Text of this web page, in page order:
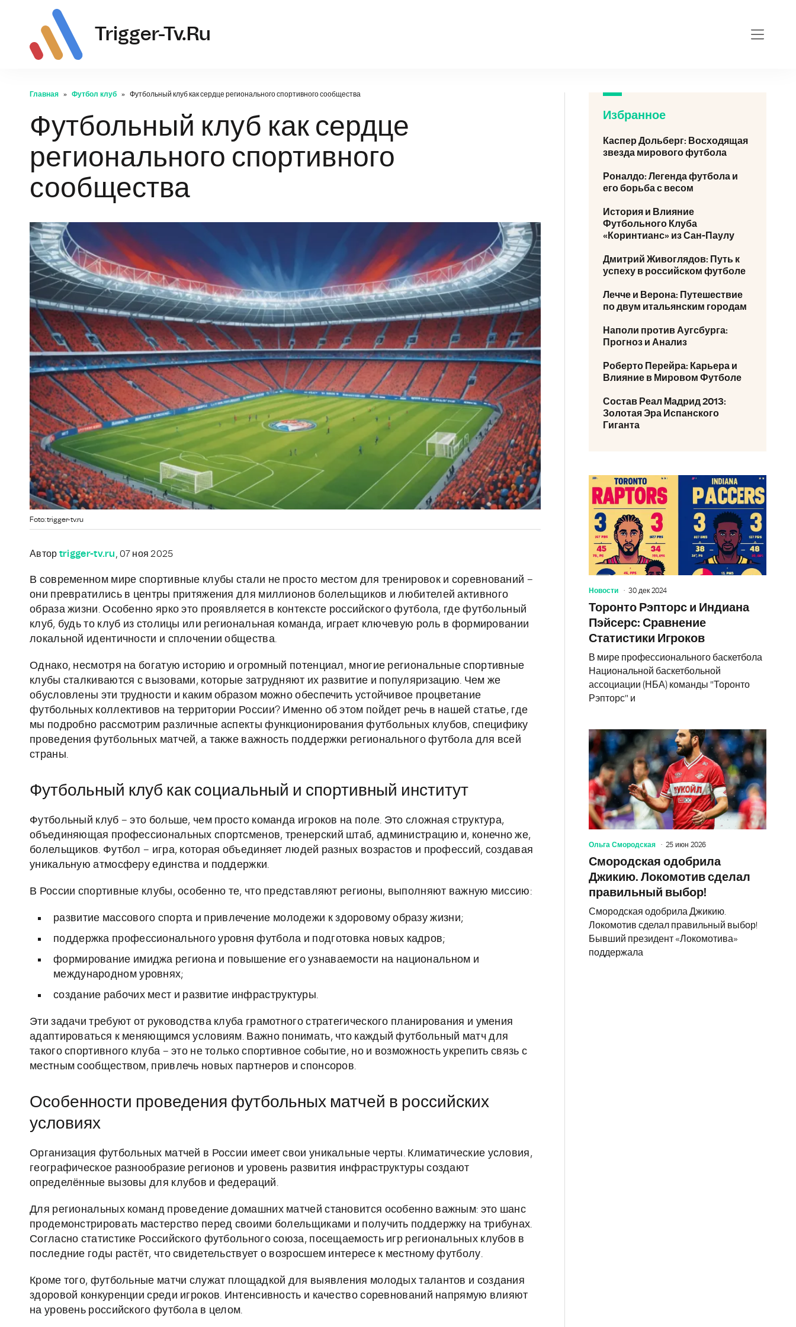
Trigger-Tv.ru
Главная Футбол клуб Футбольный клуб как сердце регионального спортивного сообщества
Футбольный клуб как сердце
регионального спортивного
сообщества
Foto: trigger-tv.ru
Автор trigger-tv.ru, 07 ноя 2025
В современном мире спортивные клубы стали не просто местом для тренировок и соревнований –
они превратились в центры притяжения для миллионов болельщиков и любителей активного
образа жизни. Особенно ярко это проявляется в контексте российского футбола, где футбольный
клуб, будь то клуб из столицы или региональная команда, играет ключевую роль в формировании
локальной идентичности и сплочении общества.
Однако, несмотря на богатую историю и огромный потенциал, многие региональные спортивные
клубы сталкиваются с вызовами, которые затрудняют их развитие и популяризацию. Чем же
обусловлены эти трудности и каким образом можно обеспечить устойчивое процветание
футбольных коллективов на территории России? Именно об этом пойдет речь в нашей статье, где
мы подробно рассмотрим различные аспекты функционирования футбольных клубов, специфику
проведения футбольных матчей, а также важность поддержки регионального футбола для всей
страны.
Футбольный клуб как социальный и спортивный институт
Футбольный клуб – это больше, чем просто команда игроков на поле. Это сложная структура,
объединяющая профессиональных спортсменов, тренерский штаб, администрацию и, конечно же,
болельщиков. Футбол – игра, которая объединяет людей разных возрастов и профессий, создавая
уникальную атмосферу единства и поддержки.
В России спортивные клубы, особенно те, что представляют регионы, выполняют важную миссию:
развитие массового спорта и привлечение молодежи к здоровому образу жизни;
поддержка профессионального уровня футбола и подготовка новых кадров;
формирование имиджа региона и повышение его узнаваемости на национальном и
международном уровнях;
создание рабочих мест и развитие инфраструктуры.
Эти задачи требуют от руководства клуба грамотного стратегического планирования и умения
адаптироваться к меняющимся условиям. Важно понимать, что каждый футбольный матч для
такого спортивного клуба – это не только спортивное событие, но и возможность укрепить связь с
местным сообществом, привлечь новых партнеров и спонсоров.
Особенности проведения футбольных матчей в российских
условиях
Организация футбольных матчей в России имеет свои уникальные черты. Климатические условия,
географическое разнообразие регионов и уровень развития инфраструктуры создают
определённые вызовы для клубов и федераций.
Для региональных команд проведение домашних матчей становится особенно важным: это шанс
продемонстрировать мастерство перед своими болельщиками и получить поддержку на трибунах.
Согласно статистике Российского футбольного союза, посещаемость игр региональных клубов в
последние годы растёт, что свидетельствует о возросшем интересе к местному футболу.
Кроме того, футбольные матчи служат площадкой для выявления молодых талантов и создания
здоровой конкуренции среди игроков. Интенсивность и качество соревнований напрямую влияют
на уровень российского футбола в целом.
Избранное
Каспер Дольберг: Восходящая
звезда мирового футбола
Роналдо: Легенда футбола и
его борьба с весом
История и Влияние
Футбольного Клуба
«Коринтианс» из Сан-Паулу
Дмитрий Живоглядов: Путь к
успеху в российском футболе
Лечче и Верона: Путешествие
по двум итальянским городам
Наполи против Аугсбурга:
Прогноз и Анализ
Роберто Перейра: Карьера и
Влияние в Мировом Футболе
Состав Реал Мадрид 2013:
Золотая Эра Испанского
Гиганта
Новости 30 дек 2024
Торонто Рэпторс и Индиана
Пэйсерс: Сравнение
Статистики Игроков
В мире профессионального баскетбола
Национальной баскетбольной
ассоциации (НБА) команды "Торонто
Рэпторс" и
Ольга Смородская 25 июн 2026
Смородская одобрила
Джикию. Локомотив сделал
правильный выбор!
Смородская одобрила Джикию.
Локомотив сделал правильный выбор!
Бывший президент «Локомотива»
поддержала